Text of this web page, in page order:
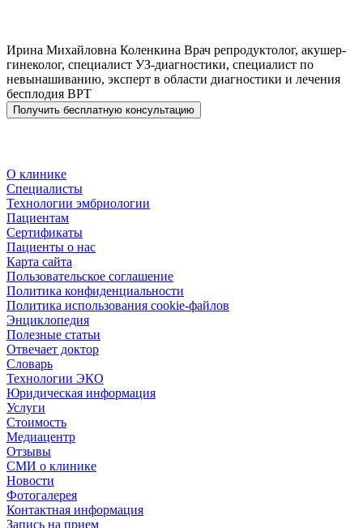
Ирина Михайловна Коленкина Врач репродуктолог, акушер-
гинеколог, специалист УЗ-диагностики, специалист по
невынашиванию, эксперт в области диагностики и лечения
бесплодия ВРТ
Получить бесплатную консультацию
О клинике
Специалисты
Технологии эмбриологии
Пациентам
Сертификаты
Пациенты о нас
Карта сайта
Пользовательское соглашение
Политика конфиденциальности
Политика использования cookie-файлов
Энциклопедия
Полезные статьи
Отвечает доктор
Словарь
Технологии ЭКО
Юридическая информация
Услуги
Стоимость
Медиацентр
Отзывы
СМИ о клинике
Новости
Фотогалерея
Контактная информация
Запись на прием